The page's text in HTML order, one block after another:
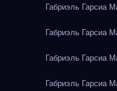
Габриэль Гарсиа
Габриэль Гарсиа
Габриэль Гарсиа
Габриэль Гарсиа